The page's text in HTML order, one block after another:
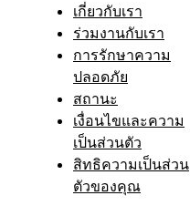
เกี่ยวกับเรา
ร่วมงานกับเรา
การรักษาความ
ปลอดภัย
สถานะ
เงื่อนไขและความ
เป็นส่วนตัว
สิทธิความเป็นส่วน
ตัวของคุณ